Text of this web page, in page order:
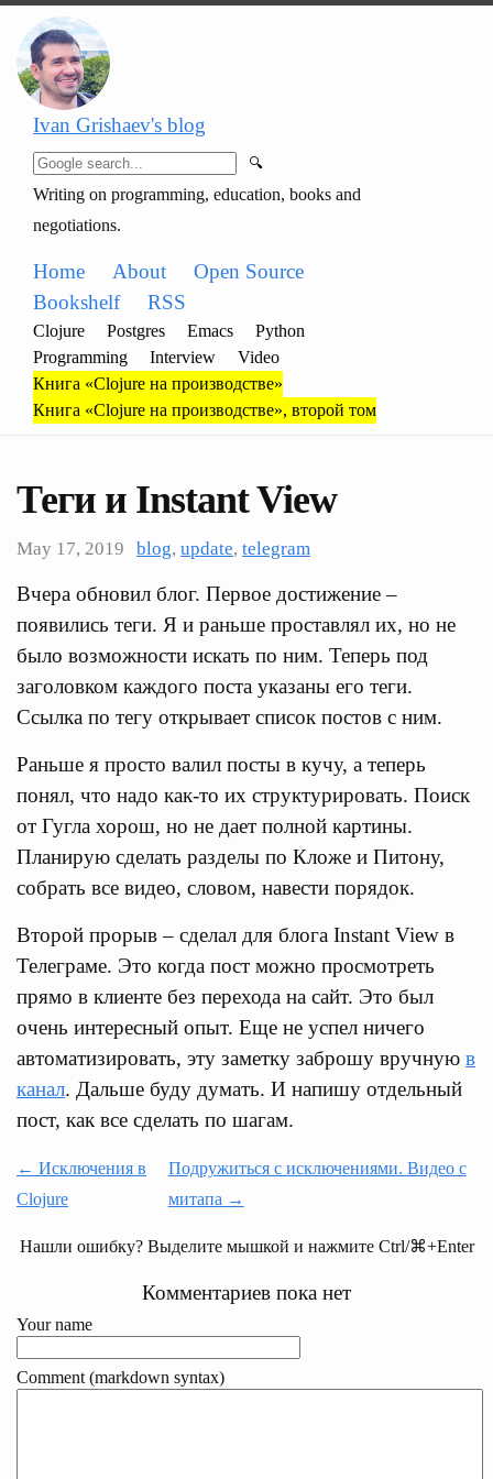
Ivan Grishaev's blog
🔍
Writing on programming, education, books and
negotiations.
Home About
Open Source
Bookshelf
RSS
Clojure Postgres Emacs
Python
Programming
Interview
Video
Книга «Clojure на производстве»
Книга «Clojure на производстве», второй том
Теги и Instant View
May 17, 2019 blog, update, telegram
Вчера обновил блог. Первое достижение –
появились теги. Я и раньше проставлял их, но не
было возможности искать по ним. Теперь под
заголовком каждого поста указаны его теги.
Ссылка по тегу открывает список постов с ним.
Раньше я просто валил посты в кучу, а теперь
понял, что надо как-то их структурировать. Поиск
от Гугла хорош, но не дает полной картины.
Планирую сделать разделы по Кложе и Питону,
собрать все видео, словом, навести порядок.
Второй прорыв – сделал для блога Instant View в
Телеграме. Это когда пост можно просмотреть
прямо в клиенте без перехода на сайт. Это был
очень интересный опыт. Еще не успел ничего
автоматизировать, эту заметку заброшу вручную в
канал. Дальше буду думать. И напишу отдельный
пост, как все сделать по шагам.
← Исключения в
Clojure
Подружиться с исключениями. Видео с
митапа →
Нашли ошибку? Выделите мышкой и нажмите Ctrl/⌘+Enter
Комментариев пока нет
Your name
Comment (markdown syntax)